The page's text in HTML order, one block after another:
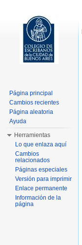
Página principal
Cambios recientes
Página aleatoria
Ayuda
Herramientas
Lo que enlaza aquí
Cambios
relacionados
Páginas especiales
Versión para imprimir
Enlace permanente
Información de la
página